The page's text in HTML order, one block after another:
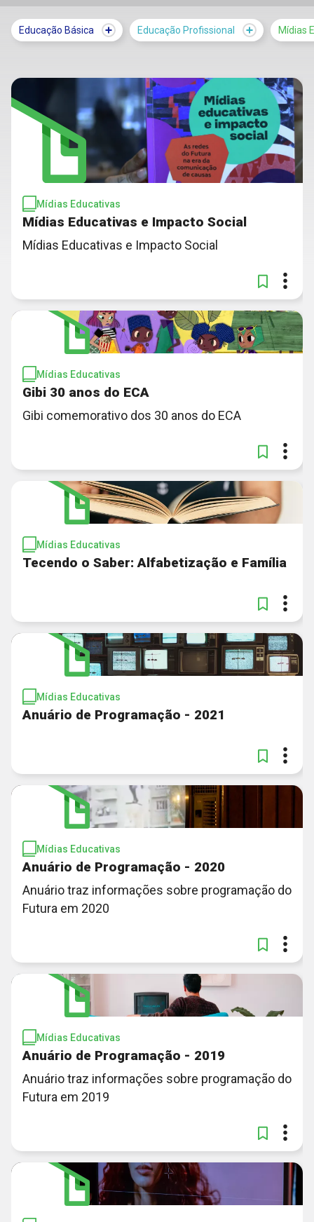
MAIS VISTOS
Educação Básica Educação Profissional Mídias
Mídias Educativas
Mídias Educativas e Impacto Social
Mídias Educativas e Impacto Social
Mídias Educativas
Gibi 30 anos do ECA
Gibi comemorativo dos 30 anos do ECA
Mídias Educativas
Tecendo o Saber: Alfabetização e Família
Mídias Educativas
Anuário de Programação - 2021
Mídias Educativas
Anuário de Programação - 2020
Anuário traz informações sobre programação do
Futura em 2020
Mídias Educativas
Anuário de Programação - 2019
Anuário traz informações sobre programação do
Futura em 2019